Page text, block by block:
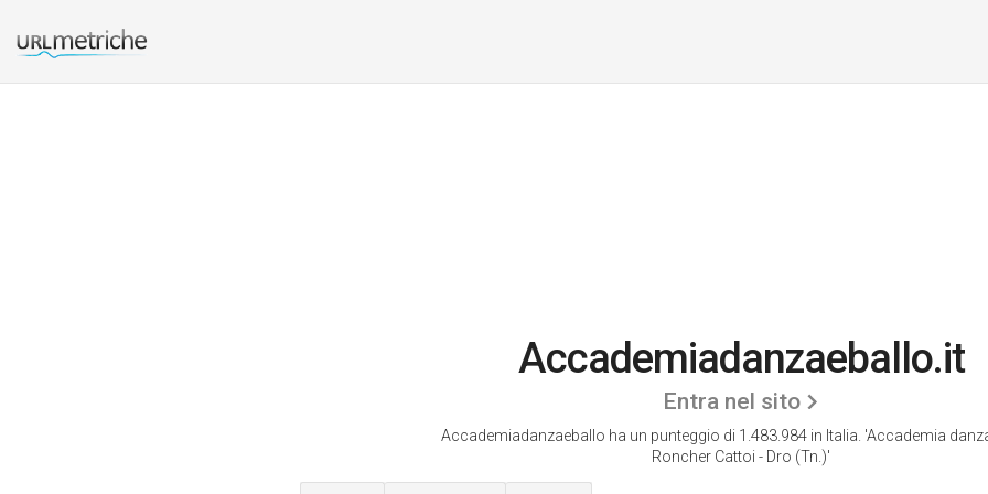
Accademiadanzaeballo.it
Entra nel sito
Accademiadanzaeballo ha un punteggio di 1.483.984 in Italia. 'Accademia
Roncher Cattoi - Dro (Tn.)'